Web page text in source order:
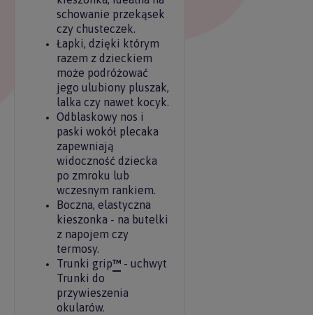
schowanie przekąsek
czy chusteczek.
Łapki, dzięki którym
razem z dzieckiem
może podróżować
jego ulubiony pluszak,
lalka czy nawet kocyk.
Odblaskowy nos i
paski wokół plecaka
zapewniają
widoczność dziecka
po zmroku lub
wczesnym rankiem.
Boczna, elastyczna
kieszonka - na butelki
z napojem czy
termosy.
Trunki grip™ - uchwyt
Trunki do
przywieszenia
okularów.